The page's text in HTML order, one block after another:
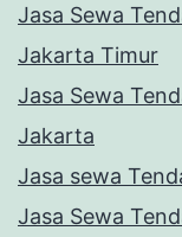
Jasa Sewa
Jakarta Timur
Jasa Sewa
Jakarta
Jasa sewa
Jasa Sewa